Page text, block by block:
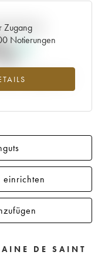
Zugang
Notierungen
im Vergleich zum
einrichten
DE SAINT